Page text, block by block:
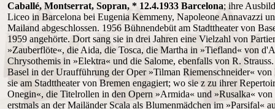
Caballé, Montserrat, Sopran, * 12.4.1933 Barcelona; ihre
Liceo in Barcelona bei Eugenia Kemmeny, Napoleone Annavazzi
Mailand abgeschlossen. 1956 Bühnendebüt am Stadttheater von
1959 angehörte. Dort sang sie in drei Jahren eine Vielzahl von
»Zauberflöte«, die Aida, die Tosca, die Martha in »Tiefland« von
Chrysothemis in »Elektra« und die Salome, ebenfalls von R.
Basel in der Uraufführung der Oper »Tilman Riemenschneider«
sie am Stadttheater von Bremen engagiert; wo sie z zu ihrer
Onegin«, die Titelrollen in den Opern »Armida« und »Rusalka«
erstmals an der Mailänder Scala als Blumenmädchen im »Parsifal«